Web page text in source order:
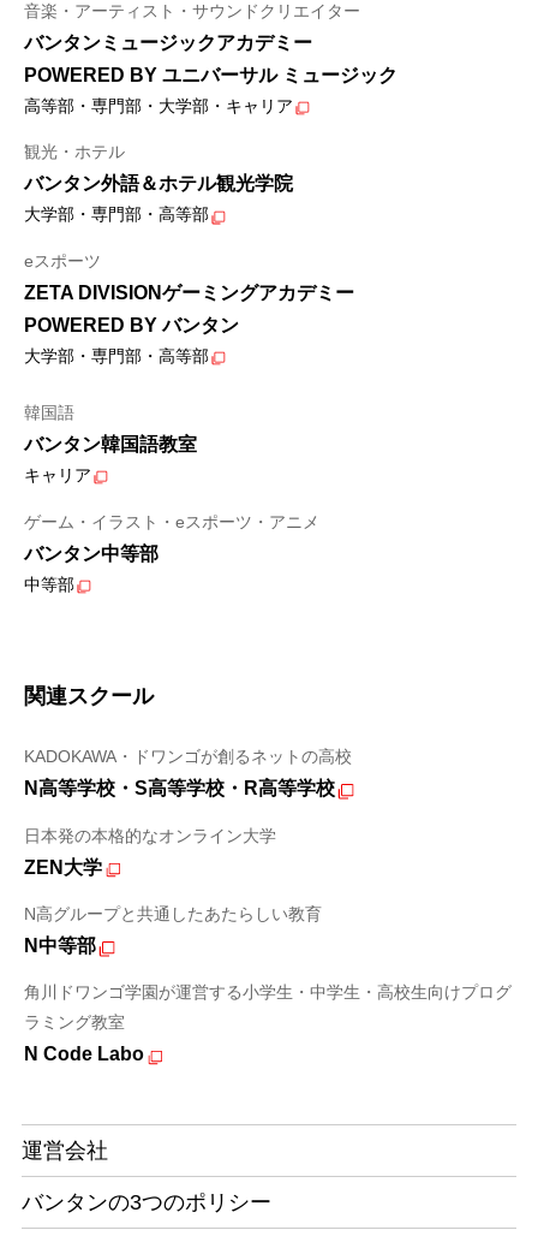
音楽・アーティスト・サウンドクリエイター
バンタンミュージックアカデミー
POWERED BY ユニバーサル ミュージック
高等部・専門部・大学部・キャリア
観光・ホテル
バンタン外語＆ホテル観光学院
大学部・専門部・高等部
eスポーツ
ZETA DIVISIONゲーミングアカデミー
POWERED BY バンタン
大学部・専門部・高等部
韓国語
バンタン韓国語教室
キャリア
ゲーム・イラスト・eスポーツ・アニメ
バンタン中等部
中等部
関連スクール
KADOKAWA・ドワンゴが創るネットの高校
N高等学校・S高等学校・R高等学校
日本発の本格的なオンライン大学
ZEN大学
N高グループと共通したあたらしい教育
N中等部
角川ドワンゴ学園が運営する小学生・中学生・高校生向けプログ
ラミング教室
N Code Labo
運営会社
バンタンの3つのポリシー